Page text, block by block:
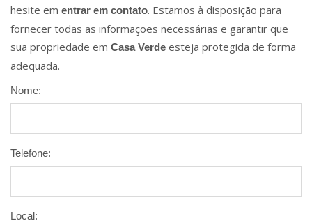
hesite em entrar em contato. Estamos à disposição para
fornecer todas as informações necessárias e garantir que
sua propriedade em Casa Verde esteja protegida de forma
adequada.
Nome:
Telefone:
Local: